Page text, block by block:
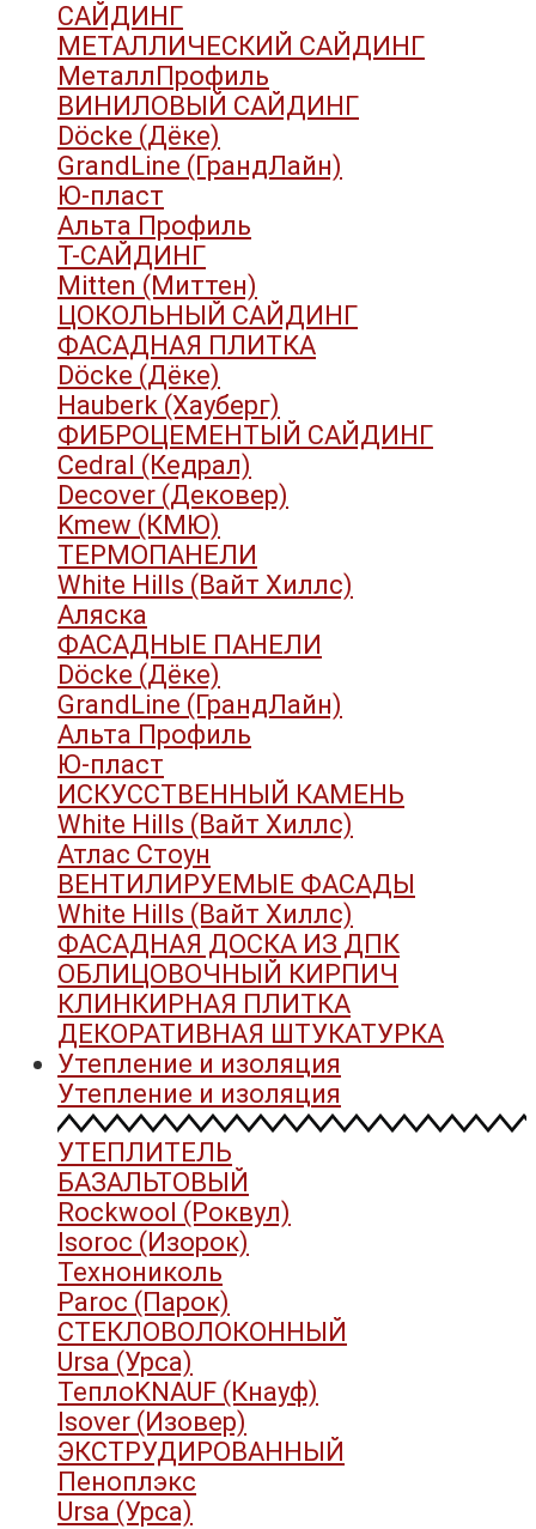
САЙДИНГ
МЕТАЛЛИЧЕСКИЙ САЙДИНГ
МеталлПрофиль
ВИНИЛОВЫЙ САЙДИНГ
Döcke (Дёке)
GrandLine (ГрандЛайн)
Ю-пласт
Альта Профиль
Т-САЙДИНГ
Mitten (Миттен)
ЦОКОЛЬНЫЙ САЙДИНГ
ФАСАДНАЯ ПЛИТКА
Döcke (Дёке)
Hauberk (Хауберг)
ФИБРОЦЕМЕНТЫЙ САЙДИНГ
Cedral (Кедрал)
Decover (Дековер)
Kmew (КМЮ)
ТЕРМОПАНЕЛИ
White Hills (Вайт Хиллс)
Аляска
ФАСАДНЫЕ ПАНЕЛИ
Döcke (Дёке)
GrandLine (ГрандЛайн)
Альта Профиль
Ю-пласт
ИСКУССТВЕННЫЙ КАМЕНЬ
White Hills (Вайт Хиллс)
Атлас Стоун
ВЕНТИЛИРУЕМЫЕ ФАСАДЫ
White Hills (Вайт Хиллс)
ФАСАДНАЯ ДОСКА ИЗ ДПК
ОБЛИЦОВОЧНЫЙ КИРПИЧ
КЛИНКИРНАЯ ПЛИТКА
ДЕКОРАТИВНАЯ ШТУКАТУРКА
Утепление и изоляция
Утепление и изоляция
УТЕПЛИТЕЛЬ
БАЗАЛЬТОВЫЙ
Rockwool (Роквул)
Isoroc (Изорок)
Технониколь
Paroc (Парок)
СТЕКЛОВОЛОКОННЫЙ
Ursa (Урса)
ТеплоKNAUF (Кнауф)
Isover (Изовер)
ЭКСТРУДИРОВАННЫЙ
Пеноплэкс
Ursa (Урса)